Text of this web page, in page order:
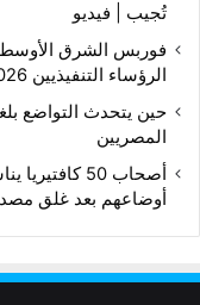
تُجيب | فيديو
فوربس الشرق
الرؤساء التنفيذيين 2026
حين يتحدث التواضع
المصريين
أصحاب 50
أوضاعهم بعد غلق